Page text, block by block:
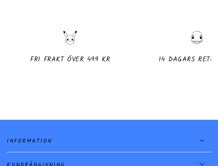
FRI FRAKT ÖVER 499 KR 14 DAGARS
INFORMATION